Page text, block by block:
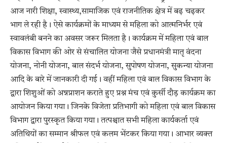
आज नारी शिक्षा, स्वास्थ्य,सामाजिक एवं राजनीतिक क्षेत्र में बढ़ चढ़कर
भाग ले रही है। ऐसे कार्यक्रमों के माध्यम से महिला को आत्मनिर्भर एवं
स्वावलंबी बनने का अवसर जरूर मिलता है। कार्यक्रम में महिला एवं बाल
विकास विभाग की ओर से संचालित योजना जैसे प्रधानमंत्री मातृ वंदना
योजना, नोनी योजना, बाल संदर्भ योजना, सुपोषण योजना, सुकन्या योजना
आदि के बारे में जानकारी दी गई। वहीं महिला एवं बाल विकास विभाग के
द्वारा शिशुओं को अन्नप्राशन कराते हुए प्रश्न मंच एवं कुर्सी दौड़ कार्यक्रम का
आयोजन किया गया। जिनके विजेता प्रतिभागी को महिला एवं बाल विकास
विभाग द्वारा पुरस्कृत किया गया। तत्पश्चात सभी महिला कार्यकर्ता एवं
अतिथियों का सम्मान श्रीफल एवं कलम भेंटकर किया गया। आभार व्यक्त